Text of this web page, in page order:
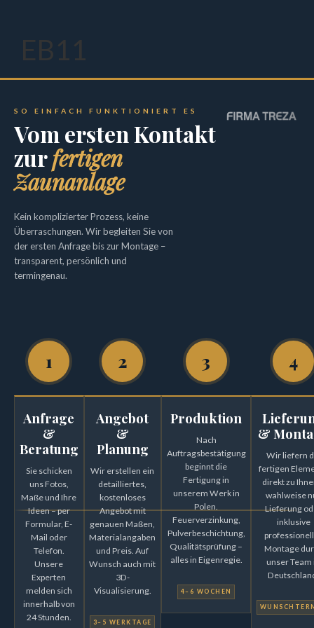
EB11
SO EINFACH FUNKTIONIERT ES
Vom ersten Kontakt
zurfertigen
Zaunanlage
Kein komplizierter Prozess, keine
Überraschungen. Wir begleiten Sie von
der ersten Anfrage bis zur Montage –
transparent, persönlich und
termingenau.
1
Anfrage
&
Beratung
Sie schicken
uns Fotos,
Maße und Ihre
Ideen – per
Formular, E-
Mail oder
Telefon.
Unsere
Experten
melden sich
innerhalb von
24 Stunden.
2
Angebot
&
Planung
Wir erstellen ein
detailliertes,
kostenloses
Angebot mit
genauen Maßen,
Materialangaben
und Preis. Auf
Wunsch auch mit
3D-
Visualisierung.
3–5 WERKTAGE
3
Produktion
Nach
Auftragsbestätigung
beginnt die
Fertigung in
unserem Werk in
Polen.
Feuerverzinkung,
Pulverbeschichtung,
Qualitätsprüfung –
alles in Eigenregie.
4–6 WOCHEN
4
&
Wir liefern
fertigen
direkt zu
wahlweise
Lieferung
inklusive
Montage
unser Team
Metallzäunen und
Doppelstabmatten
Impressum
Datenschutzerklärung
ul. Koscielna 13a
Stendaler Chaussee 36
39606 Osterburg (Altmark) (DE)
0048 957 515 540 (PL)
0049 174 64 97 169 (DE)